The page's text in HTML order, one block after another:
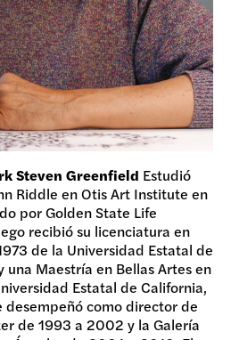
Steven Greenfield Estudió
Riddle en Otis Art Institute en
por Golden State Life
recibió su licenciatura en
de la Universidad Estatal de
una Maestría en Bellas Artes en
Estatal de California,
desempeñó como director de
de 1993 a 2002 y la Galería